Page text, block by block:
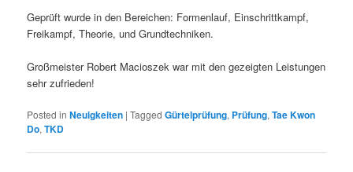
Geprüft wurde in den Bereichen: Formenlauf, Einschrittkampf,
Freikampf, Theorie, und Grundtechniken.
Großmeister Robert Macioszek war mit den gezeigten Leistungen
sehr zufrieden!
Posted in Neuigkeiten |Tagged Gürtelprüfung, Prüfung,Tae Kwon
Do,TKD